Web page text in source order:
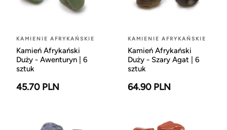
KAMIENIE AFRYKAŃSKIE
Kamień Afrykański
Duży - Awenturyn | 6
sztuk
45.70 PLN
KAMIENIE AFRYKAŃSKIE
Kamień Afrykański
Duży - Szary Agat | 6
sztuk
64.90 PLN